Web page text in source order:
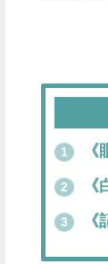
1 《
2 《
3 《